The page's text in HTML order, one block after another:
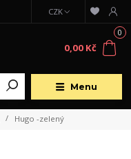
Menu
CZK
0
0,00 Kč
Hugo -zelený